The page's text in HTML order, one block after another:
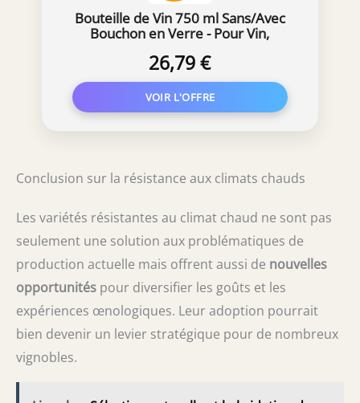
Bouteille de Vin 750 ml Sans/Avec
Bouchon en Verre - Pour Vin,
Ohne Korken
26,79 €
Conclusion sur la résistance aux climats chauds
Les variétés résistantes au climat chaud ne sont pas
seulement une solution aux problématiques de
production actuelle mais offrent aussi de nouvelles
opportunités pour diversifier les goûts et les
expériences œnologiques. Leur adoption pourrait
bien devenir un levier stratégique pour de nombreux
vignobles.